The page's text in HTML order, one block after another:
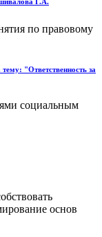
по правовому
"Ответственность за
социальным
основ